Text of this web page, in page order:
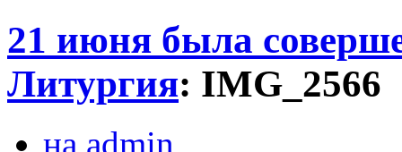
21 июня была
Литургия: IMG_2566
на admin